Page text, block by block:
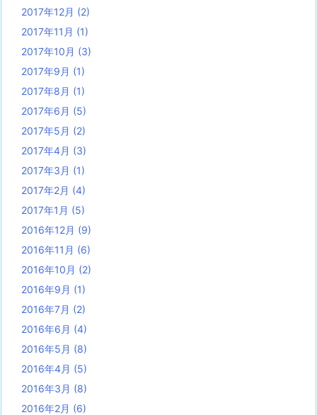
2017年12月 (2)
2017年11月 (1)
2017年10月 (3)
2017年9月 (1)
2017年8月 (1)
2017年6月 (5)
2017年5月 (2)
2017年4月 (3)
2017年3月 (1)
2017年2月 (4)
2017年1月 (5)
2016年12月 (9)
2016年11月 (6)
2016年10月 (2)
2016年9月 (1)
2016年7月 (2)
2016年6月 (4)
2016年5月 (8)
2016年4月 (5)
2016年3月 (8)
2016年2月 (6)